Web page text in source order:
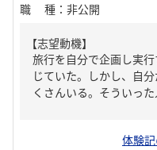
職種 ： 非公開
【志望動機】
旅行を自分で企画し実
じていた。しかし、自
くさんいる。そういっ
体験